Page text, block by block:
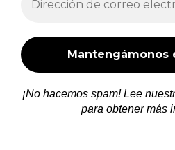
¡No hacemos spam! Lee
para obtener más